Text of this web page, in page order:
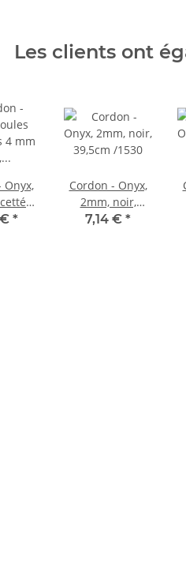
Les clients ont
Onyx,
*
Cordon - Onyx,
2mm, noir,
39,5cm /1530
7,14 € *